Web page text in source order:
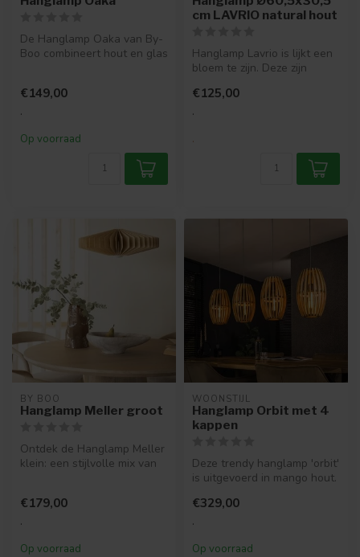
De Hanglamp Oaka van By-
Boo combineert hout en glas
€149,00
.
Op voorraad
cm LAVRIO natural hout
Hanglamp Lavrio is lijkt een
bloem te zijn. Deze zijn
€125,00
.
.
BY BOO
Hanglamp Meller groot
Ontdek de Hanglamp Meller
klein: een stijlvolle mix van
€179,00
.
Op voorraad
WOONSTIJL
Hanglamp Orbit met 4
kappen
Deze trendy hanglamp 'orbit'
is uitgevoerd in mango hout.
€329,00
.
Op voorraad